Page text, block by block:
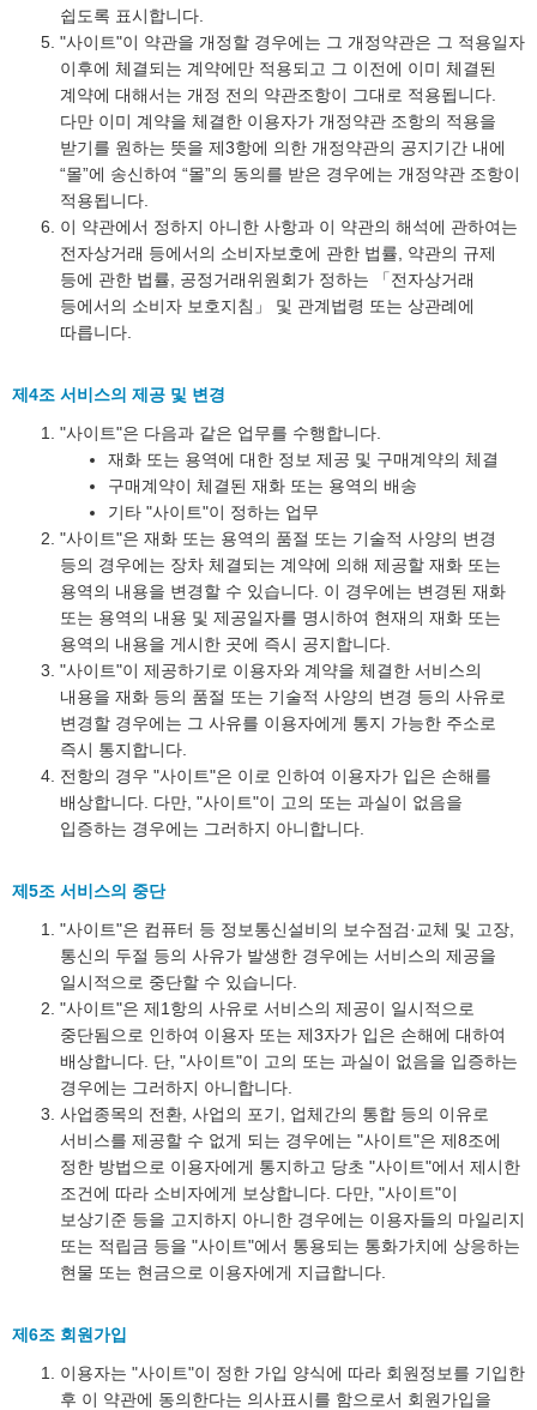
쉽도록 표시합니다.
"사이트"이 약관을 개정할 경우에는 그 개정약관은 그 적용일자
이후에 체결되는 계약에만 적용되고 그 이전에 이미 체결된
계약에 대해서는 개정 전의 약관조항이 그대로 적용됩니다.
다만 이미 계약을 체결한 이용자가 개정약관 조항의 적용을
받기를 원하는 뜻을 제3항에 의한 개정약관의 공지기간 내에
“몰”에 송신하여 “몰”의 동의를 받은 경우에는 개정약관 조항이
적용됩니다.
이 약관에서 정하지 아니한 사항과 이 약관의 해석에 관하여는
전자상거래 등에서의 소비자보호에 관한 법률, 약관의 규제
등에 관한 법률, 공정거래위원회가 정하는 「전자상거래
등에서의 소비자 보호지침」 및 관계법령 또는 상관례에
따릅니다.
제4조 서비스의 제공 및 변경
"사이트"은 다음과 같은 업무를 수행합니다.
재화 또는 용역에 대한 정보 제공 및 구매계약의 체결
구매계약이 체결된 재화 또는 용역의 배송
기타 "사이트"이 정하는 업무
"사이트"은 재화 또는 용역의 품절 또는 기술적 사양의 변경
등의 경우에는 장차 체결되는 계약에 의해 제공할 재화 또는
용역의 내용을 변경할 수 있습니다. 이 경우에는 변경된 재화
또는 용역의 내용 및 제공일자를 명시하여 현재의 재화 또는
용역의 내용을 게시한 곳에 즉시 공지합니다.
"사이트"이 제공하기로 이용자와 계약을 체결한 서비스의
내용을 재화 등의 품절 또는 기술적 사양의 변경 등의 사유로
변경할 경우에는 그 사유를 이용자에게 통지 가능한 주소로
즉시 통지합니다.
전항의 경우 "사이트"은 이로 인하여 이용자가 입은 손해를
배상합니다. 다만, "사이트"이 고의 또는 과실이 없음을
입증하는 경우에는 그러하지 아니합니다.
제5조 서비스의 중단
"사이트"은 컴퓨터 등 정보통신설비의 보수점검·교체 및 고장,
통신의 두절 등의 사유가 발생한 경우에는 서비스의 제공을
일시적으로 중단할 수 있습니다.
"사이트"은 제1항의 사유로 서비스의 제공이 일시적으로
중단됨으로 인하여 이용자 또는 제3자가 입은 손해에 대하여
배상합니다. 단, "사이트"이 고의 또는 과실이 없음을 입증하는
경우에는 그러하지 아니합니다.
사업종목의 전환, 사업의 포기, 업체간의 통합 등의 이유로
서비스를 제공할 수 없게 되는 경우에는 "사이트"은 제8조에
정한 방법으로 이용자에게 통지하고 당초 "사이트"에서 제시한
조건에 따라 소비자에게 보상합니다. 다만, "사이트"이
보상기준 등을 고지하지 아니한 경우에는 이용자들의 마일리지
또는 적립금 등을 "사이트"에서 통용되는 통화가치에 상응하는
현물 또는 현금으로 이용자에게 지급합니다.
제6조 회원가입
이용자는 "사이트"이 정한 가입 양식에 따라 회원정보를 기입한
후 이 약관에 동의한다는 의사표시를 함으로서 회원가입을